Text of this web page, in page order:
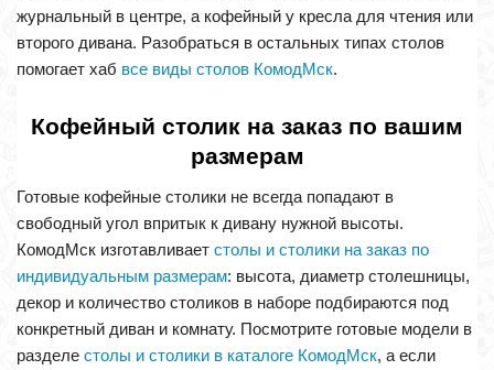
журнальный в центре, а кофейный у кресла для чтения или
второго дивана. Разобраться в остальных типах столов
помогает хаб все виды столов КомодМск.
Кофейный столик на заказ по вашим
размерам
Готовые кофейные столики не всегда попадают в
свободный угол впритык к дивану нужной высоты.
КомодМск изготавливает столы и столики на заказ по
индивидуальным размерам: высота, диаметр столешницы,
декор и количество столиков в наборе подбираются под
конкретный диван и комнату. Посмотрите готовые модели в
разделе столы и столики в каталоге КомодМск, а если